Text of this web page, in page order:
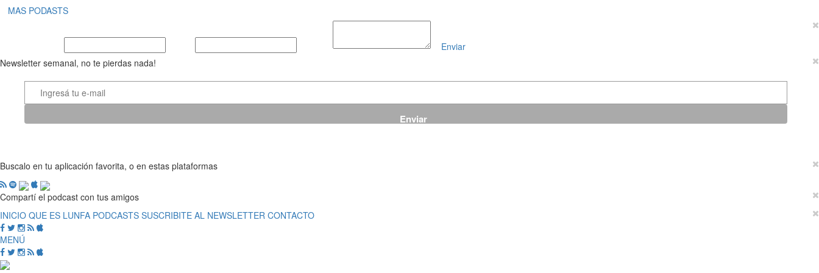
MAS PODASTS
Enviar
Newsletter semanal, no te pierdas nada!
Buscalo en tu aplicación favorita, o en estas plataformas
Compartí el podcast con tus amigos
INICIO QUE ES LUNFA PODCASTS SUSCRIBITE AL NEWSLETTER CONTACTO
MENÚ